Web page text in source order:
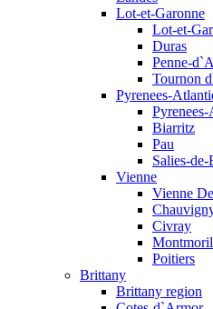
Lot-et-Garonne
Lot-et-
Duras
Penne-
Tournon
Pyrenees-
Biarritz
Pau
Salies-de-
Vienne
Vienne
Civray
Poitiers
Brittany
Brittany region